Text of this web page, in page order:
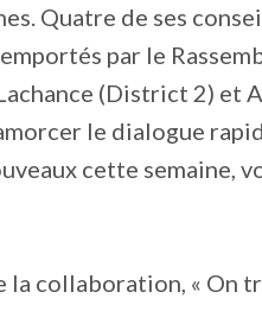
Quatre de ses
par le
(District 2) et
le dialogue
cette semaine,
la collaboration, « On